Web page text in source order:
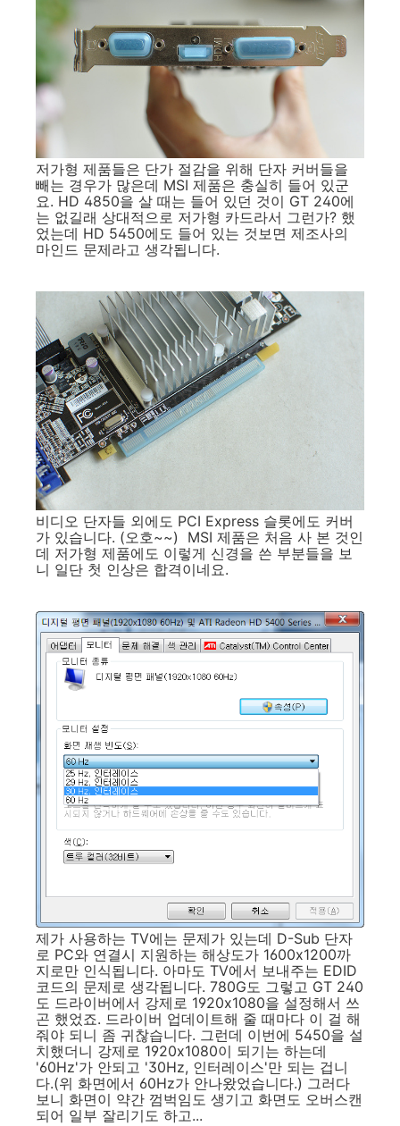
저가형 제품들은 단가 절감을 위해 단자 커버들을
빼는 경우가 많은데 MSI 제품은 충실히 들어 있군
요. HD 4850을 살 때는 들어 있던 것이 GT 240에
는 없길래 상대적으로 저가형 카드라서 그런가? 했
었는데 HD 5450에도 들어 있는 것보면 제조사의
마인드 문제라고 생각됩니다.
비디오 단자들 외에도 PCI Express 슬롯에도 커버
가 있습니다. (오호~~) MSI 제품은 처음 사 본 것인
데 저가형 제품에도 이렇게 신경을 쓴 부분들을 보
니 일단 첫 인상은 합격이네요.
제가 사용하는 TV에는 문제가 있는데 D-Sub 단자
로 PC와 연결시 지원하는 해상도가 1600x1200까
지로만 인식됩니다. 아마도 TV에서 보내주는 EDID
코드의 문제로 생각됩니다. 780G도 그렇고 GT 240
도 드라이버에서 강제로 1920x1080을 설정해서 쓰
곤 했었죠. 드라이버 업데이트해 줄 때마다 이 걸 해
줘야 되니 좀 귀찮습니다. 그런데 이번에 5450을 설
치했더니 강제로 1920x1080이 되기는 하는데
'60Hz'가 안되고 '30Hz, 인터레이스'만 되는 겁니
다.(위 화면에서 60Hz가 안나왔었습니다.) 그러다
보니 화면이 약간 껌벅임도 생기고 화면도 오버스캔
되어 일부 잘리기도 하고...